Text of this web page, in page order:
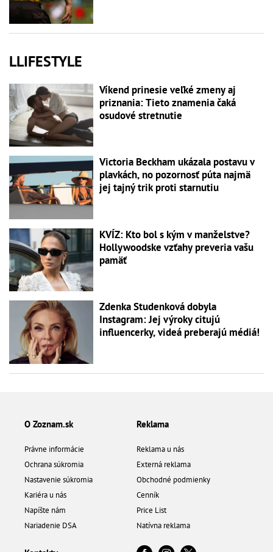
LLIFESTYLE
Víkend prinesie veľké zmeny aj
priznania: Tieto znamenia čaká
osudové stretnutie
Victoria Beckham ukázala postavu v
plavkách, no pozornosť púta najmä
jej tajný trik proti starnutiu
KVÍZ: Kto bol s kým v manželstve?
Hollywoodske vzťahy preveria vašu
pamäť
Zdenka Studenková dobyla
Instagram: Jej výroky citujú
influencerky, videá preberajú médiá!
O Zoznam.sk
Právne informácie
Ochrana súkromia
Nastavenie súkromia
Kariéra u nás
Napíšte nám
Nariadenie DSA
Reklama
Reklama u nás
Externá reklama
Obchodné podmienky
Cenník
Price List
Natívna reklama